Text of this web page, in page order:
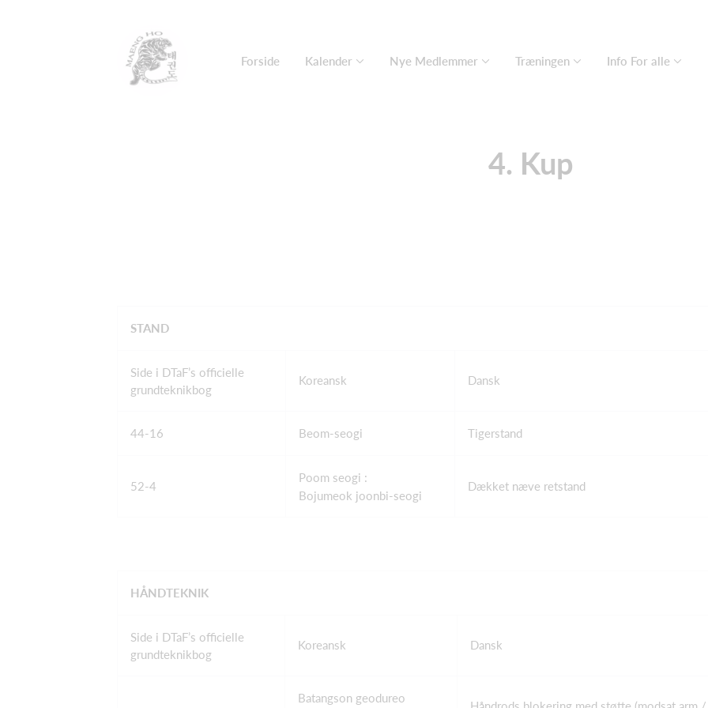
Forside Kalender Nye Medlemmer Træningen Info For alle
4. Kup
STAND
Side i DTaF’s officielle
grundteknikbog
Koreansk Dansk
44-16 Beom-seogi Tigerstand
52-4
Poom seogi :
Bojumeok joonbi-seogi
Dækket næve retstand
HÅNDTEKNIK
Side i DTaF’s officielle
grundteknikbog
Koreansk Dansk
Batangson geodureo